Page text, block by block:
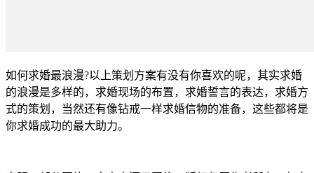
如何求婚最浪漫?以上策划方案有没有你喜欢的呢，其实求婚
的浪漫是多样的，求婚现场的布置，求婚誓言的表达，求婚方
式的策划，当然还有像钻戒一样求婚信物的准备，这些都将是
你求婚成功的最大助力。